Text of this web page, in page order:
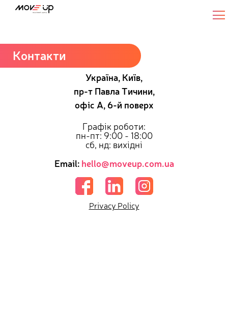
Senior DevOps Engineer
Контакти
Україна, Київ,
пр-т Павла Тичини,
офіс А, 6-й поверх
Графік роботи:
пн-пт: 9:00 - 18:00
сб, нд: вихідні
Email: hello@moveup.com.ua
Privacy Policy